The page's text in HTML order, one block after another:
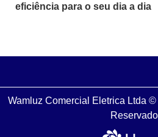
eficiência para o seu dia a dia
Wamluz Comercial Eletrica Ltda